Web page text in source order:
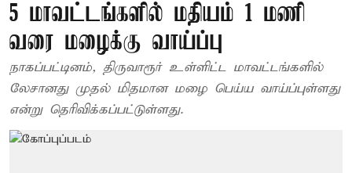
5 மாவட்டங்களில் மதியம் 1 மணி
வரை மழைக்கு வாய்ப்பு
நாகப்பட்டினம், திருவாரூர் உள்ளிட்ட மாவட்டங்களில்
லேசானது முதல் மிதமான மழை பெய்ய வாய்ப்புள்ளது
என்று தெரிவிக்கப்பட்டுள்ளது.